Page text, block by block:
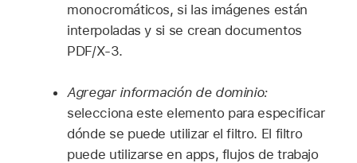
monocromáticos, si las imágenes están
interpoladas y si se crean documentos
PDF/X-3.
Agregar información de dominio:
selecciona este elemento para especificar
dónde se puede utilizar el filtro. El filtro
puede utilizarse en apps, flujos de trabajo